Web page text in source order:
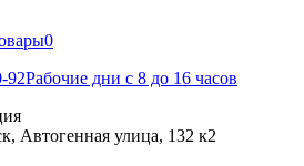
0
92Рабочие дни с 8 до 16 часов
Автогенная улица, 132 к2